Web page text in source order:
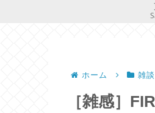
ホーム 雑談
［雑感］